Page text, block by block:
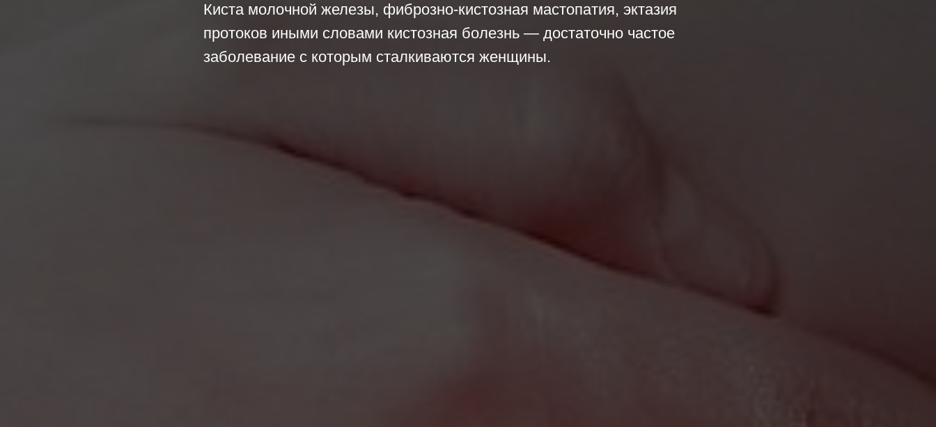
Киста молочной железы, фиброзно-кистозная мастопатия, эктазия
протоков иными словами кистозная болезнь — достаточно частое
заболевание с которым сталкиваются женщины.